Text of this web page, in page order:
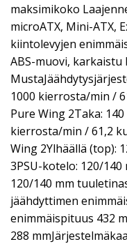
maksimikoko
microATX, Mini-ATX,
kiintolevyjen
ABS-muovi, karkaistu
1000 kierrosta/min /
Pure Wing 2Taka:
kierrosta/min / 61,2
Wing 2Ylhäällä (top):
3PSU-kotelo: 120/
120/140 mm
jäähdyttimen
enimmäispituus 432
288